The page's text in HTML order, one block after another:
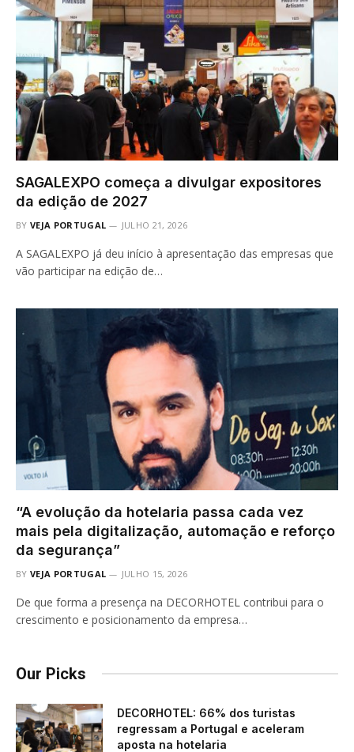
SAGALEXPO começa a divulgar expositores
da edição de 2027
BY VEJA PORTUGAL JULHO 21, 2026
A SAGALEXPO já deu início à apresentação das empresas que
vão participar na edição de…
“A evolução da hotelaria passa cada vez
mais pela digitalização, automação e reforço
da segurança”
BY VEJA PORTUGAL JULHO 15, 2026
De que forma a presença na DECORHOTEL contribui para o
crescimento e posicionamento da empresa…
Our Picks
DECORHOTEL: 66% dos turistas
regressam a Portugal e aceleram
aposta na hotelaria